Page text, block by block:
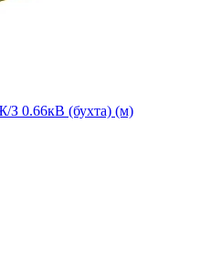
0.66кВ (бухта) (м)